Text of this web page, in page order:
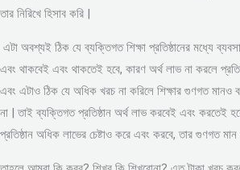
তার নিরিখে হিসাব করি |
এটা অবশ্যই ঠিক যে ব্যক্তিগত শিক্ষা প্রতিষ্ঠানের মধ্যে
এবং থাকবেই এবং থাকতেই হবে, কারণ অর্থ লাভ না করলে
এবং এটাও ঠিক যে অধিক খরচ না করিলে শিক্ষার গুণগত মানও
না | তাই ব্যক্তিগত প্রতিষ্ঠান অর্থ লাভ করবেই এবং করতেই
প্রতিষ্ঠান অধিক লাভের চেষ্টাও করে এবং করবে, তার গুণগত